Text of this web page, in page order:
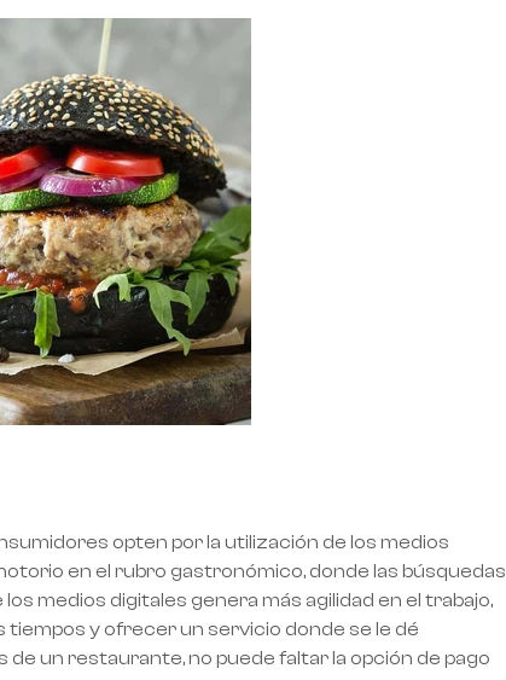
opten por la utilización de los medios
en el rubro gastronómico, donde las búsquedas
medios digitales genera más agilidad en el trabajo,
y ofrecer un servicio donde se le dé
un restaurante, no puede faltar la opción de pago